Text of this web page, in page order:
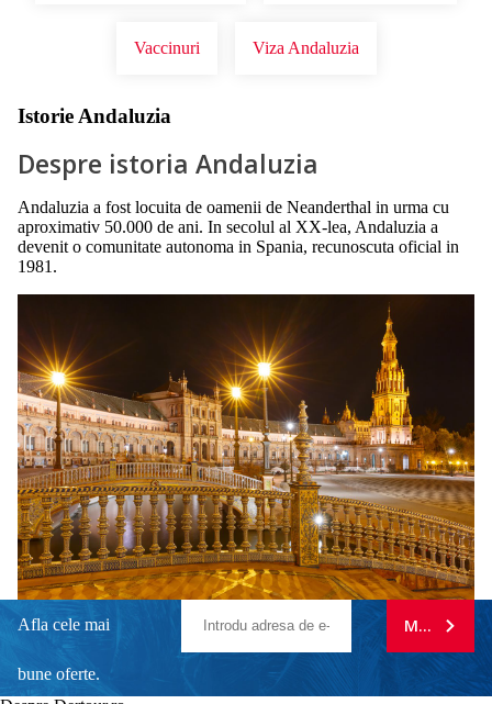
Vaccinuri Viza Andaluzia
Istorie Andaluzia
Despre istoria Andaluzia
Andaluzia a fost locuita de oamenii de Neanderthal in urma cu
aproximativ 50.000 de ani. In secolul al XX-lea, Andaluzia a
devenit o comunitate autonoma in Spania, recunoscuta oficial in
1981.
Afla cele mai
bune oferte.
MA